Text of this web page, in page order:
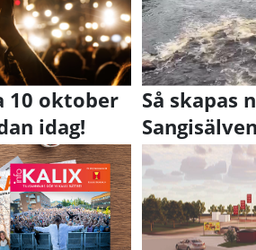
10 oktober
idag!
Så skapas
Sangisälven